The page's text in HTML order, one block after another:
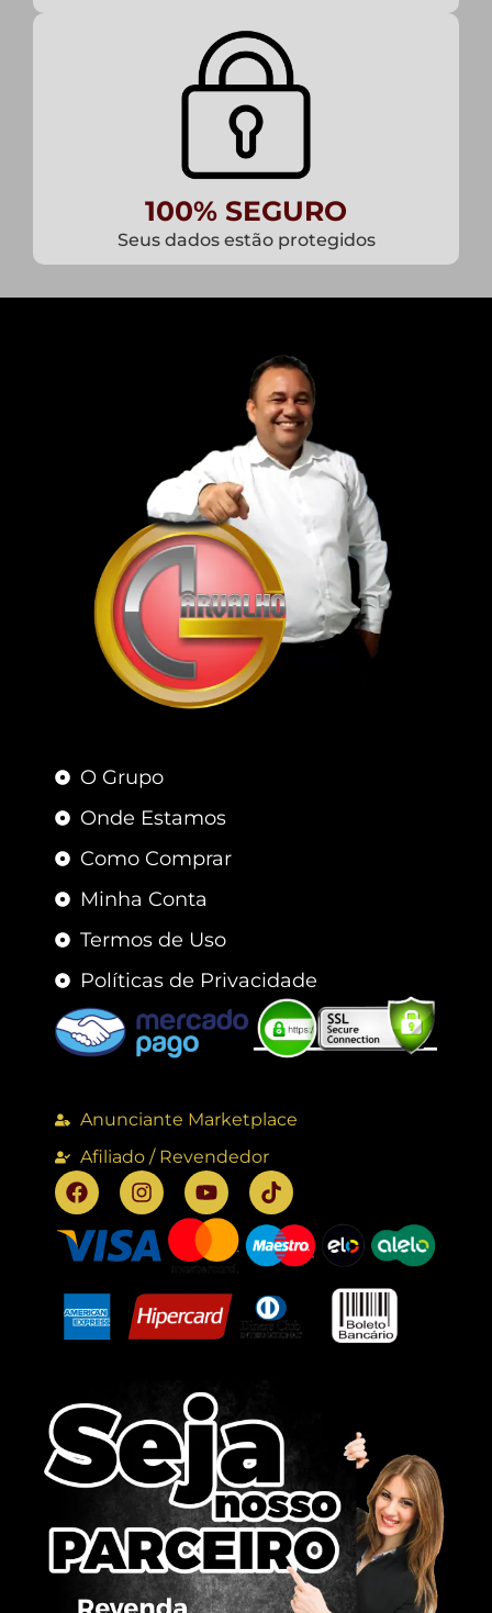
100% SEGURO
Seus dados estão protegidos
O Grupo
Onde Estamos
Como Comprar
Minha Conta
Termos de Uso
Políticas de Privacidade
Anunciante Marketplace
Afiliado / Revendedor